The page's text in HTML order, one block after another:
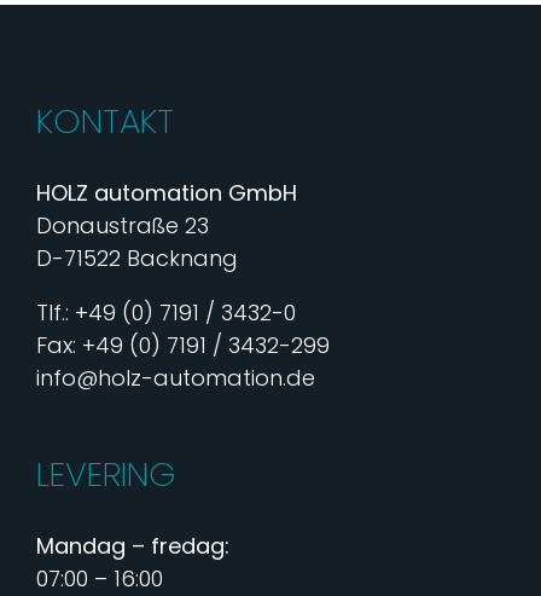
KONTAKT
HOLZ automation GmbH
Donaustraße 23
D-71522 Backnang
Tlf.: +49 (0) 7191 / 3432-0
Fax: +49 (0) 7191 / 3432-299
info@holz-automation.de
LEVERING
Mandag – fredag:
07:00 – 16:00